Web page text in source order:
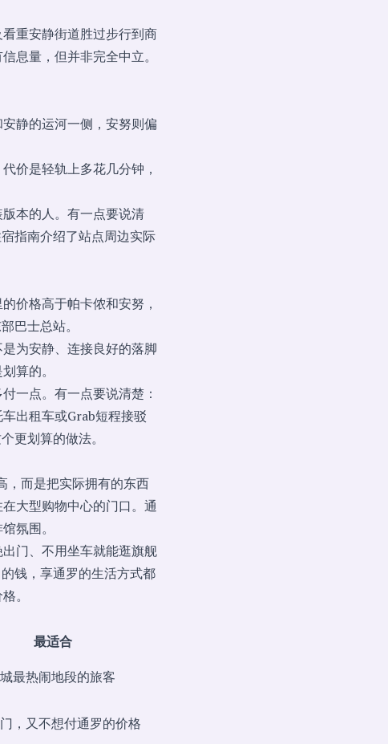
重安静街道胜过步行到商
息量，但并非完全中立。
静的运河一侧，安努则偏
价是轻轨上多花几分钟，
本的人。有一点要说清
指南介绍了站点周边实际
价格高于帕卡侬和安努，
巴士总站。
为安静、连接良好的落脚
算的。
一点。有一点要说清楚：
出租车或Grab短程接驳
更划算的做法。
，而是把实际拥有的东西
大型购物中心的门口。通
氛围。
门、不用坐车就能逛旗舰
钱，享通罗的生活方式都
。
最适合
最热闹地段的旅客
，又不想付通罗的价格